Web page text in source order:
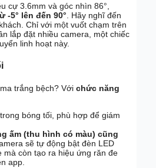
cự 3.6mm và góc nhìn 86°,
-5° lên đến 90° . Hãy nghĩ đến
Chỉ với một vuốt chạm trên
lắp đặt nhiều camera, một chiếc
linh hoạt này.
trắng bệch? Với chức năng
bóng tối, phù hợp để giám
ấm (thu hình có màu) cũng
sẽ tự động bật đèn LED
mà còn tạo ra hiệu ứng răn đe
app.